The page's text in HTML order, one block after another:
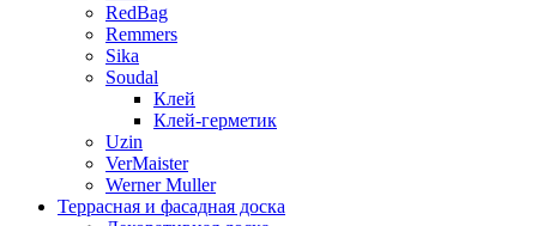
RedBag
Remmers
Sika
Soudal
Клей
Клей-герметик
Uzin
VerMaister
Werner Muller
Террасная и фасадная доска